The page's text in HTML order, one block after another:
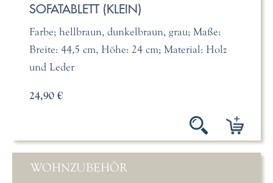
SOFATABLETT (KLEIN)
Farbe; hellbraun, dunkelbraun, grau; Maße:
Breite: 44,5 cm, Höhe: 24 cm; Material: Holz
und Leder
24,90 €
WOHNZUBEHÖR